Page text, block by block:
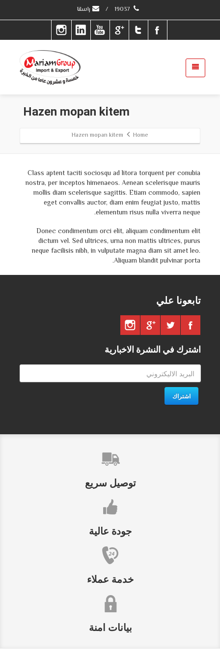
/ راسلنا
Hazen mopan kitem
Hazen mopan kitem Home
Class aptent taciti sociosqu ad litora torquent per conubia
nostra, per inceptos himenaeos. Aenean scelerisque mauris
mollis diam scelerisque sagittis. Etiam commodo, sapien
eget convallis auctor, diam enim feugiat justo, mattis
elementum risus nulla viverra neque.
Donec condimentum orci elit, aliquam condimentum elit
dictum vel. Sed ultrices, urna non mattis ultrices, purus
neque facilisis nibh, in vulputate magna diam sit amet leo.
Aliquam blandit pulvinar porta.
تابعونا علي
اشترك في النشرة الاخبارية
اشتراك
توصيل سريع
جودة عالية
خدمة عملاء
بيانات امنة